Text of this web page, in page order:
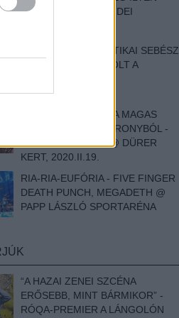
BESZÁMOLÓNK AZ IDEI
EGY HALLÁSPLASZTIKAI SEBÉSZ
NAPLÓJA - ILYEN VOLT A
DOKUMENTUMFILM
MÉLY FÉRFIBÁNAT A MAGAS
ELEFÁNTCSONTTORONYBÓL -
LEPROUS, KLONE @ DÜRER
KERT, 2020.II.19.
RIA-RIA-EUFÓRIA - FIVE FINGER
DEATH PUNCH, MEGADETH @
PAPP LÁSZLÓ SPORTARÉNA
“A HAZAI ZENEI SZCÉNA
ERŐSEBB, MINT BÁRMIKOR” -
RÓQA-PREMIER A LÁNGOLÓN